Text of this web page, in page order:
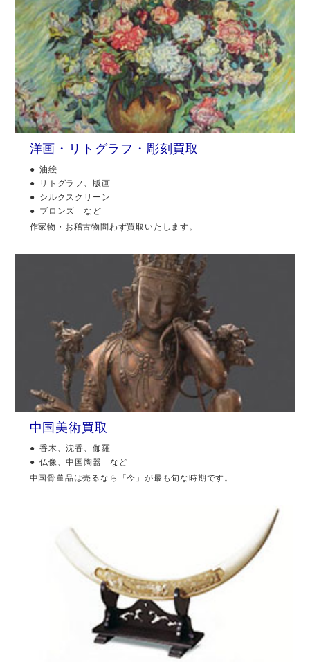
洋画・リトグラフ・彫刻買取
油絵
リトグラフ、版画
シルクスクリーン
ブロンズ など
作家物・お稽古物問わず買取いたします。
中国美術買取
香木、沈香、伽羅
仏像、中国陶器 など
中国骨董品は売るなら「今」が最も旬な時期です。